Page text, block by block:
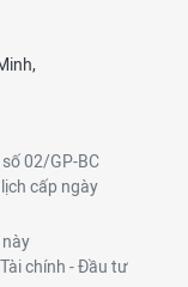
,
02/GP-BC
cấp ngày
chính - Đầu tư